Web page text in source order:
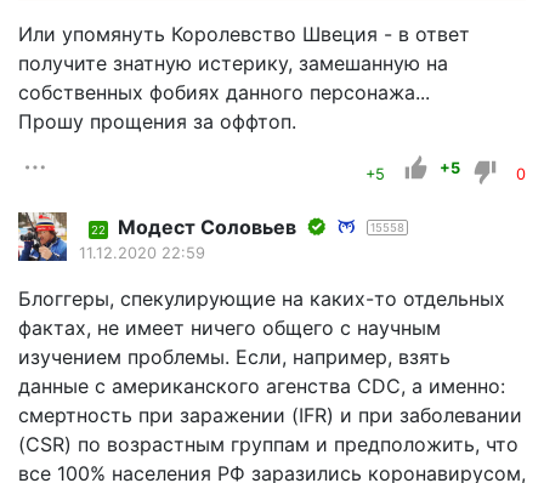
Или упомянуть Королевство Швеция - в ответ
получите знатную истерику, замешанную на
собственных фобиях данного персонажа...
Прошу прощения за оффтоп.
+5 +5 0
22 Модест Соловьев 15558
11.12.2020 22:59
Блоггеры, спекулирующие на каких-то отдельных
фактах, не имеет ничего общего с научным
изучением проблемы. Если, например, взять
данные с американского агенства CDC, а именно:
смертность при заражении (IFR) и при заболевании
(CSR) по возрастным группам и предположить, что
все 100% населения РФ заразились коронавирусом,